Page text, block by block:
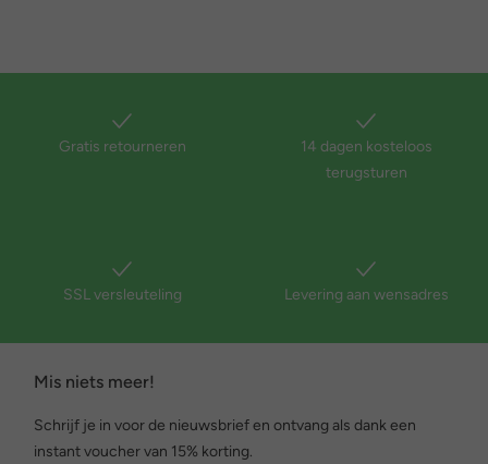
Gratis retourneren
14 dagen kosteloos
terugsturen
SSL versleuteling Levering aan wensadres
Mis niets meer!
Schrijf je in voor de nieuwsbrief en ontvang als dank een
instant voucher van 15% korting.